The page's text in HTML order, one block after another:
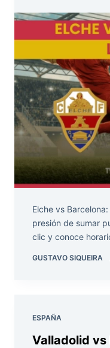
Elche vs
presión de sumar
clic y conoce
GUSTAVO SIQUEIRA
ESPAÑA
Valladolid vs